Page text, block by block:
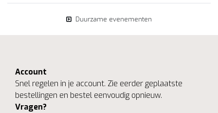
Duurzame evenementen
Account
Snel regelen in je account. Zie eerder geplaatste
bestellingen en bestel eenvoudig opnieuw.
Vragen?